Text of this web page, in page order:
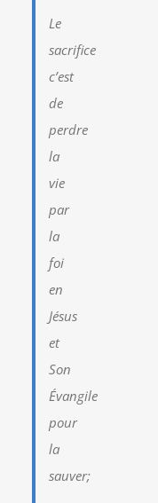
Le
sacrifice
c’est
de
perdre
la
vie
par
la
foi
en
Jésus
et
Son
Évangile
pour
la
sauver;